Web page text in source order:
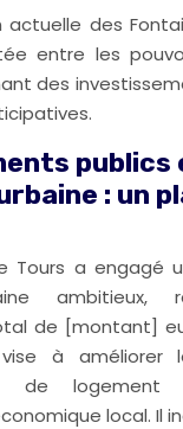
des
entre les
des
publics
: un
Tours a engagé
ambitieux,
de [montant]
à améliorer
de
local. Il